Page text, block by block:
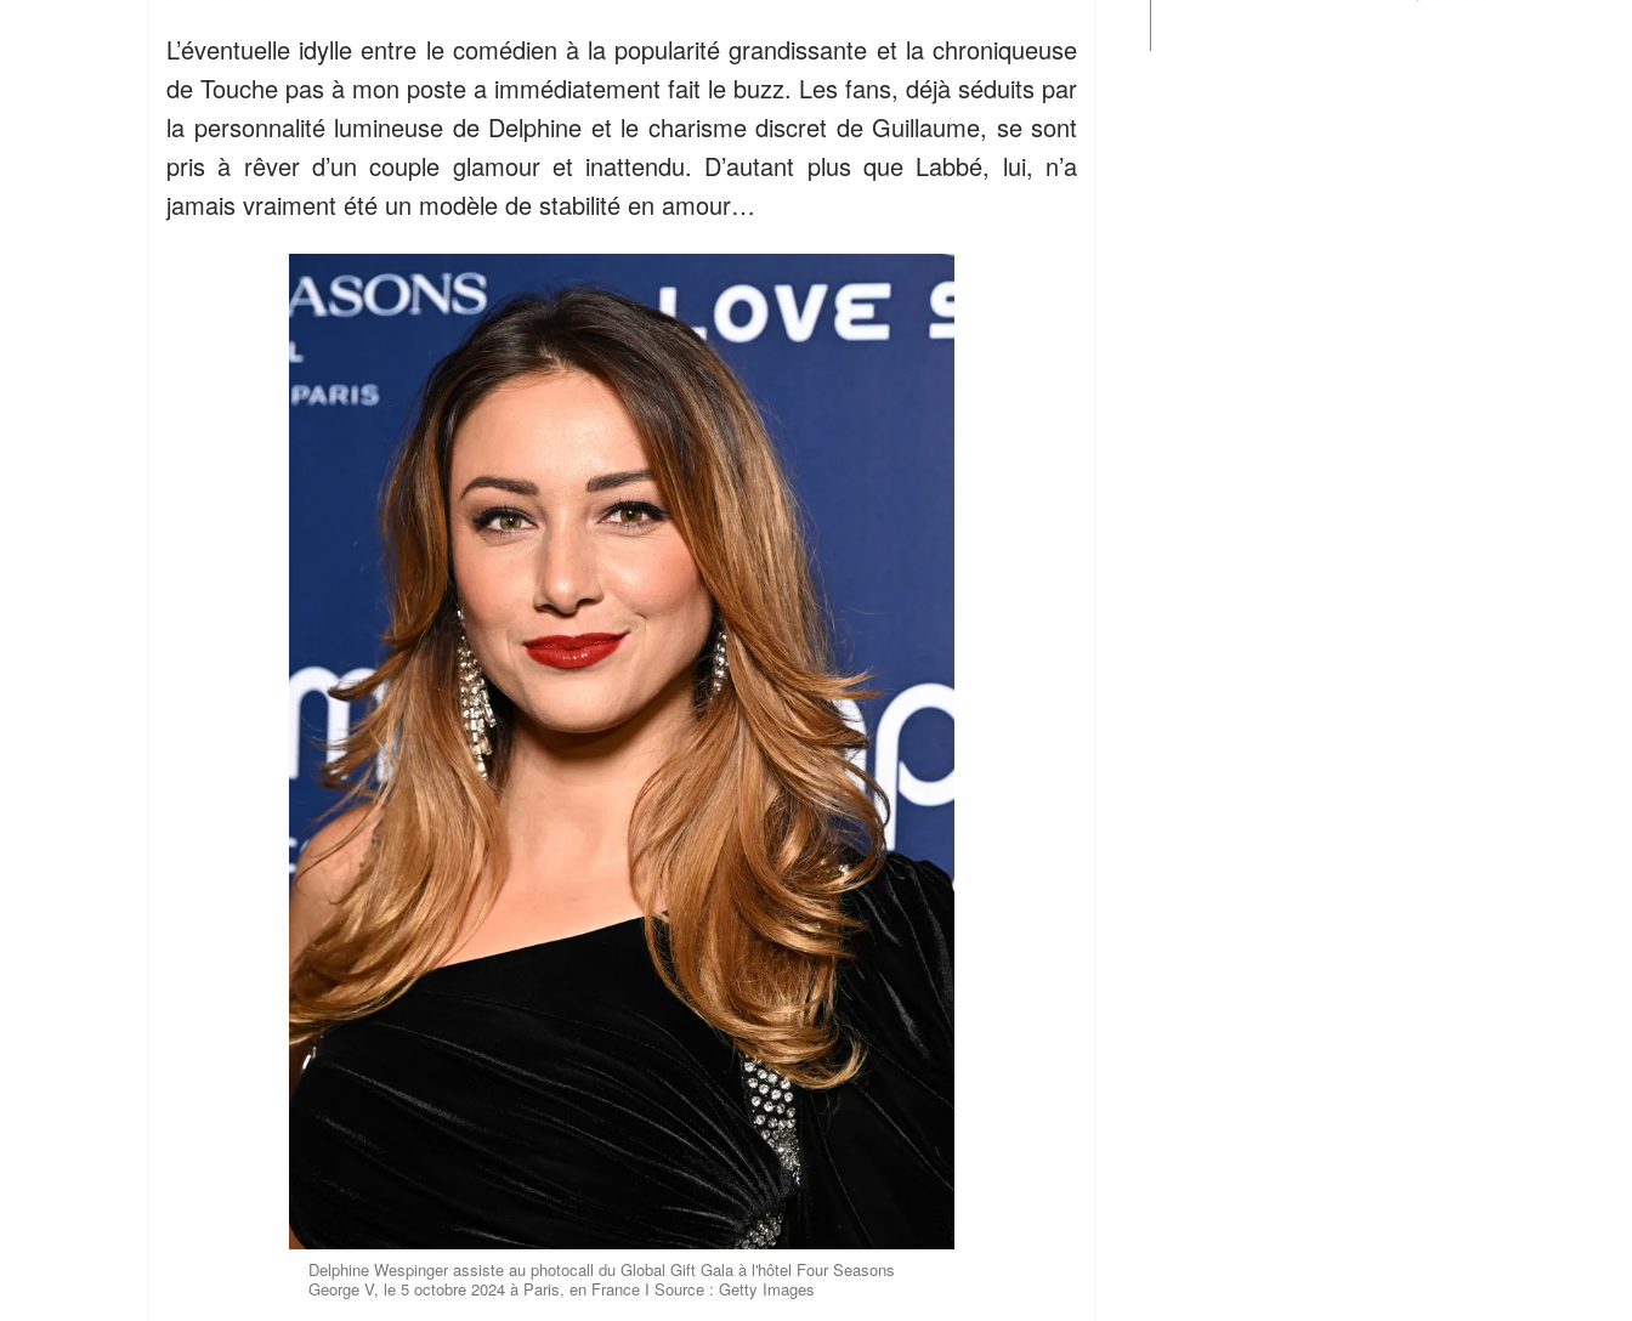
L’éventuelle idylle entre le comédien à la popularité grandissante et la chroniqueuse
de Touche pas à mon poste a immédiatement fait le buzz. Les fans, déjà séduits par
la personnalité lumineuse de Delphine et le charisme discret de Guillaume, se sont
pris à rêver d’un couple glamour et inattendu. D’autant plus que Labbé, lui, n’a
jamais vraiment été un modèle de stabilité en amour…
Delphine Wespinger assiste au photocall du Global Gift Gala à l'hôtel Four Seasons
George V, le 5 octobre 2024 à Paris, en France I Source : Getty Images